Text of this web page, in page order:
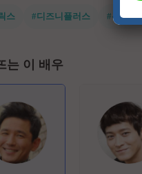
스 #디즈니플러스 #유쾌한
는 이 배우